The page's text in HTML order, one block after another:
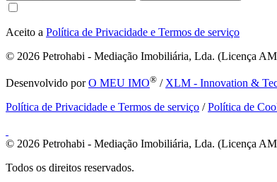
Aceito a Política de Privacidade e Termos de serviço
© 2026 Petrohabi - Mediação Imobiliária, Lda. (Licença
Desenvolvido porO MEU IMO® / XLM - Innovation &
Política de Privacidade e Termos de serviço /Política de
© 2026 Petrohabi - Mediação Imobiliária, Lda. (Licença
Todos os direitos reservados.